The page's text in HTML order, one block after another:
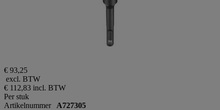
€ 93,25
excl. BTW
€ 112,83 incl. BTW
Per stuk
Artikelnummer A727305